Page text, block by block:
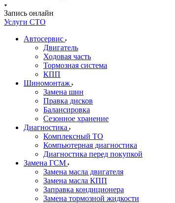
Запись онлайн
Услуги СТО
Автосервис
Двигатель
Ходовая часть
Тормозная система
КПП
Шиномонтаж
Замена шин
Правка дисков
Балансировка
Сезонное хранение
Диагностика
Комплексный ТО
Компьютерная диагностика
Диагностика перед покупкой
Замена ГСМ
Замена масла двигателя
Замена масла КПП
Заправка кондиционера
Замена тормозной жидкости